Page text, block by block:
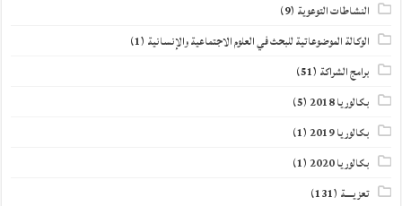
النشاطات التوعوية (9)
الوكالة الموضوعاتية للبحث في العلوم الاجتماعية والإنسانية (1)
برامج الشراكة (51)
بكالوريا 2018
(5)
بكالوريا 2019
(1)
بكالوريا 2020
(1)
تعزيــــة (131)